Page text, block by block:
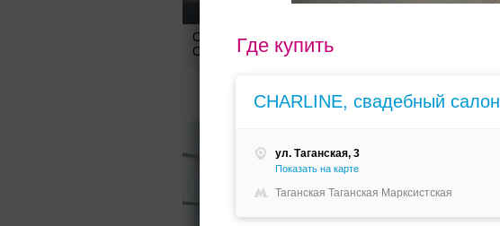
Где купить
СHARLINE, свадебный салон
ул. Таганская, 3
Показать на карте
Таганская Таганская Марксистская
Свадебное платье Meg от
Charline